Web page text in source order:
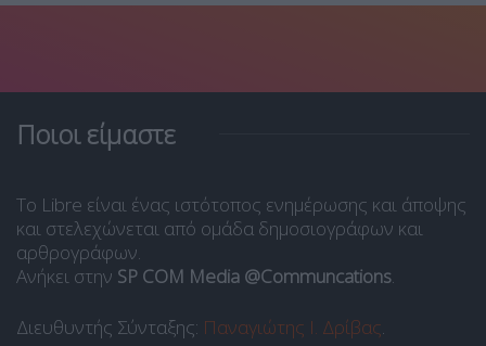
Ποιοι είμαστε
Το Libre είναι ένας ιστότοπος ενημέρωσης και άποψης
και στελεχώνεται από ομάδα δημοσιογράφων και
αρθρογράφων.
Ανήκει στην SP COM Media @Communcations.
Διευθυντής Σύνταξης: Παναγιώτης Ι. Δρίβας.